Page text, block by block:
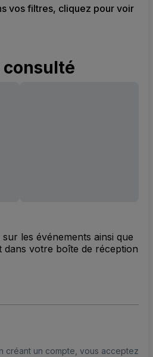
vos filtres, cliquez pour voir
consulté
les événements ainsi que
dans votre boîte de réception
créant un compte, vous acceptez